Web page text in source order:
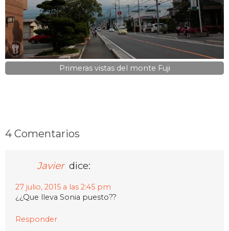
Primeras vistas del monte Fuji
4 Comentarios
Javier dice:
27 julio, 2015 a las 2:45 pm
¿¿Que lleva Sonia puesto??
Responder